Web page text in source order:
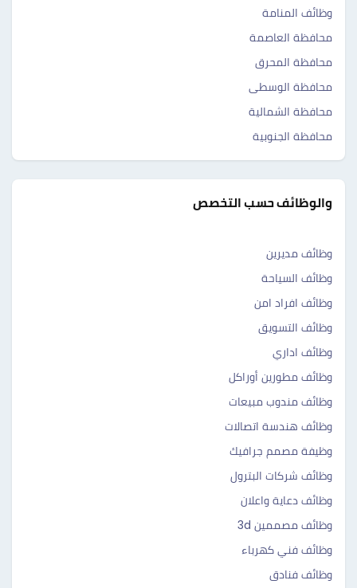
وظائف المنامة
محافظة العاصمة
محافظة المحرق
محافظة الوسطى
محافظة الشمالية
محافظة الجنوبية
والوظائف حسب التخصص
وظائف مديرين
وظائف السياحة
وظائف افراد امن
وظائف التسويق
وظائف اداري
وظائف مطورين أوراكل
وظائف مندوب مبيعات
وظائف هندسة اتصالات
وظيفة مصمم جرافيك
وظائف شركات البترول
وظائف دعاية واعلان
وظائف مصممين 3d
وظائف فني كهرباء
وظائف فنادق